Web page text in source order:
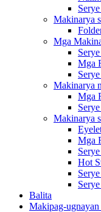
Makinarya
Mga
Mga
Makinarya
Mga
Makinarya
Mga
Hot
Balita
Makipag-ugnayan